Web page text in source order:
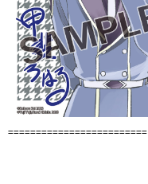
=========================